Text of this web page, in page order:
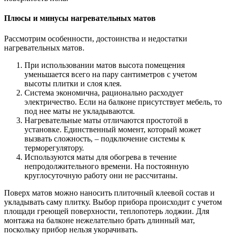
Плюсы и минусы нагревательных матов
Рассмотрим особенности, достоинства и недостатки
нагревательных матов.
При использовании матов высота помещения
уменьшается всего на пару сантиметров с учетом
высоты плитки и слоя клея.
Система экономична, рационально расходует
электричество. Если на балконе присутствует мебель, то
под нее маты не укладываются.
Нагревательные маты отличаются простотой в
установке. Единственный момент, который может
вызвать сложность, – подключение системы к
терморегулятору.
Используются маты для обогрева в течение
непродолжительного времени. На постоянную
круглосуточную работу они не рассчитаны.
Поверх матов можно наносить плиточный клеевой состав и
укладывать саму плитку. Выбор прибора происходит с учетом
площади греющей поверхности, теплопотерь лоджии. Для
монтажа на балконе нежелательно брать длинный мат,
поскольку прибор нельзя укорачивать.